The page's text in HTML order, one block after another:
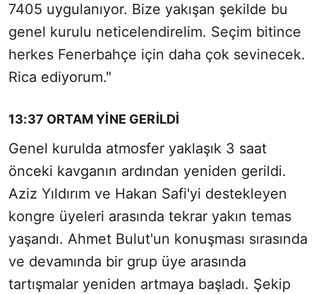
7405 uygulanıyor. Bize yakışan şekilde bu
genel kurulu neticelendirelim. Seçim bitince
herkes Fenerbahçe için daha çok sevinecek.
Rica ediyorum."
13:37 ORTAM YİNE GERİLDİ
Genel kurulda atmosfer yaklaşık 3 saat
önceki kavganın ardından yeniden gerildi.
Aziz Yıldırım ve Hakan Safi'yi destekleyen
kongre üyeleri arasında tekrar yakın temas
yaşandı. Ahmet Bulut'un konuşması sırasında
ve devamında bir grup üye arasında
tartışmalar yeniden artmaya başladı. Şekip